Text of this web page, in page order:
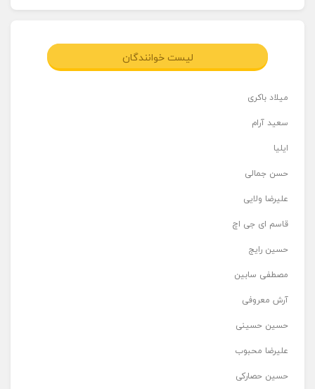
لیست خوانندگان
میلاد باکری
سعید آرام
ایلیا
حسن جمالی
علیرضا ولایی
قاسم ای جی اچ
حسین رایج
مصطفی سابین
آرش معروفی
حسین حسینی
علیرضا محبوب
حسین حصارکی